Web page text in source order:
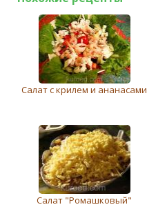
Салат с крилем и ананасами
Салат "Ромашковый"